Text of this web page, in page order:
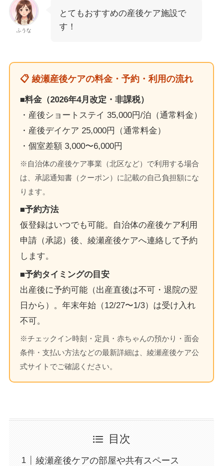
ふうな
とてもおすすめの産後ケア施設で
す！
📋 綾瀬産後ケアの料金・予約・利用の流れ
■料金（2026年4月改定・非課税）
・産後ショートステイ 35,000円/泊（通常料金）
・産後デイケア 25,000円（通常料金）
・個室差額 3,000〜6,000円
※自治体の産後ケア事業（北区など）で利用する場合
は、承認通知書（クーポン）に記載の自己負担額にな
ります。
■予約方法
仮登録はいつでも可能。自治体の産後ケア利用
申請（承認）後、綾瀬産後ケアへ連絡して予約
します。
■予約タイミングの目安
出産後に予約可能（出産直後は不可・退院の翌
日から）。年末年始（12/27〜1/3）は受け入れ
不可。
※チェックイン時刻・定員・赤ちゃんの預かり・面会
条件・支払い方法などの最新詳細は、綾瀬産後ケア公
式サイトでご確認ください。
目次
綾瀬産後ケアの部屋や共有スペース